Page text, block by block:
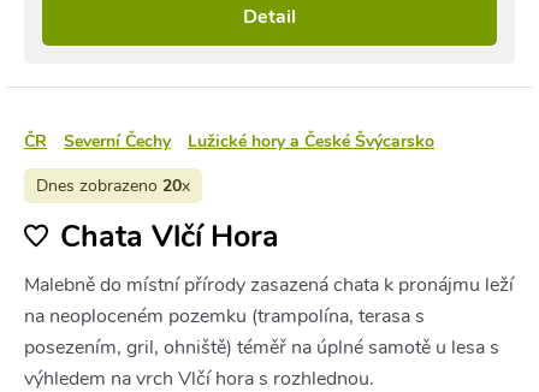
Detail
ČR Severní Čechy Lužické hory a České Švýcarsko
Dnes zobrazeno 20x
Chata Vlčí Hora
Malebně do místní přírody zasazená chata k pronájmu leží
na neoploceném pozemku (trampolína, terasa s
posezením, gril, ohniště) téměř na úplné samotě u lesa s
výhledem na vrch Vlčí hora s rozhlednou.